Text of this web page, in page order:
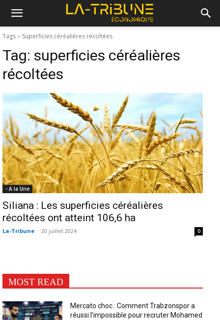
Tags Superficies céréalières récoltées
Tag: superficies céréalières
récoltées
- A la Une
Siliana : Les superficies céréalières
récoltées ont atteint 106,6 ha
La-Tribune - 20 juillet 2024 0
MOST READ
Mercato choc : Comment Trabzonspor a
réussi l’impossible pour recruter Mohamed